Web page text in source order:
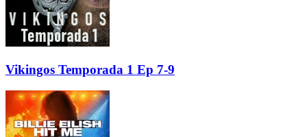
Vikingos Temporada 1 Ep 7-9